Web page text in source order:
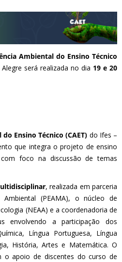
Ambiental do Ensino Técnico
será realizada no dia 19 e 20
Ensino Técnico (CAET) do Ifes –
que integra o projeto de ensino
foco na discussão de temas
, realizada em parceria
(PEAMA), o núcleo de
(NEAA) e a coordenadoria de
envolvendo a participação dos
Língua Portuguesa, Língua
História, Artes e Matemática. O
apoio de discentes do curso de